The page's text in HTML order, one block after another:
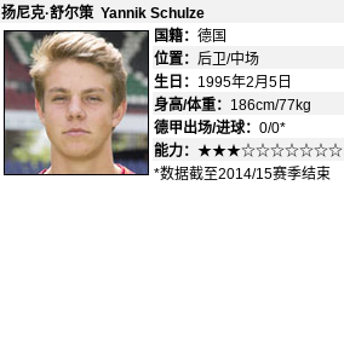
扬尼克·舒尔策 Yannik Schulze
国籍： 德国
位置： 后卫/中场
生日： 1995年2月5日
身高/体重： 186cm/77kg
德甲出场/进球： 0/0*
能力： ★★★☆☆☆☆☆☆☆
*数据截至2014/15赛季结束